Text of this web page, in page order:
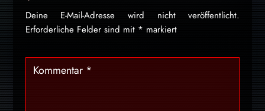
Deine E-Mail-Adresse wird nicht veröffentlicht.
Erforderliche Felder sind mit * markiert